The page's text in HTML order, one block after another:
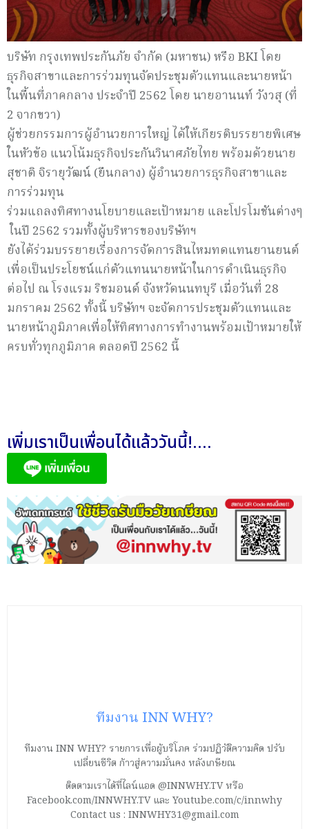
บริษัท กรุงเทพประกันภัย จำกัด (มหาชน) หรือ BKI โดย
ธุรกิจสาขาและการร่วมทุนจัดประชุมตัวแทนและนายหน้า
ในพื้นที่ภาคกลาง ประจำปี 2562 โดย นายอานนท์ วังวสุ (ที่
2 จากขวา)
ผู้ช่วยกรรมการผู้อำนวยการใหญ่ ได้ให้เกียรติบรรยายพิเศษ
ในหัวข้อ แนวโน้มธุรกิจประกันวินาศภัยไทย พร้อมด้วยนาย
สุชาติ จิรายุวัฒน์ (ยืนกลาง) ผู้อำนวยการธุรกิจสาขาและ
การร่วมทุน
ร่วมแถลงทิศทางนโยบายและเป้าหมาย และโปรโมชันต่างๆ
ในปี 2562 รวมทั้งผู้บริหารของบริษัทฯ
ยังได้ร่วมบรรยายเรื่องการจัดการสินไหมทดแทนยานยนต์
เพื่อเป็นประโยชน์แก่ตัวแทนนายหน้าในการดำเนินธุรกิจ
ต่อไป ณ โรงแรม ริชมอนด์ จังหวัดนนทบุรี เมื่อวันที่ 28
มกราคม 2562 ทั้งนี้ บริษัทฯ จะจัดการประชุมตัวแทนและ
นายหน้าภูมิภาคเพื่อให้ทิศทางการทำงานพร้อมเป้าหมายให้
ครบทั่วทุกภูมิภาค ตลอดปี 2562 นี้
เพิ่มเราเป็นเพื่อนได้แล้ววันนี้!....
ทีมงาน INN WHY?
ทีมงาน INN WHY? รายการเพื่อผู้บริโภค ร่วมปฏิวัติความคิด ปรับ
เปลี่ยนชีวิต ก้าวสู่ความมั่นคง หลังเกษียณ
ติดตามเราได้ที่ไลน์แอด @INNWHY.TV หรือ
Facebook.com/INNWHY.TV และ Youtube.com/c/innwhy
Contact us : INNWHY31@gmail.com